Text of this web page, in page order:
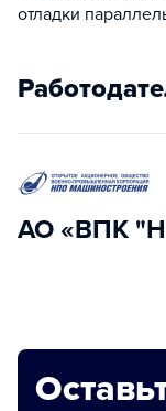
отладки
АО «ВПК